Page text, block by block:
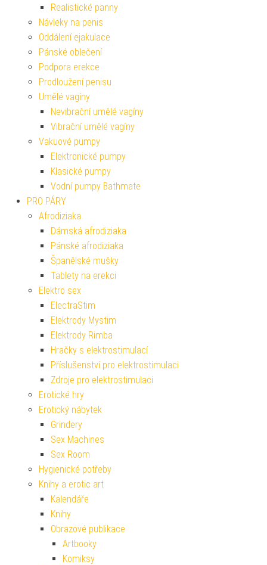
Realistické panny
Návleky na penis
Oddálení ejakulace
Pánské oblečení
Podpora erekce
Prodloužení penisu
Umělé vagíny
Nevibrační umělé vagíny
Vibrační umělé vagíny
Vakuové pumpy
Elektronické pumpy
Klasické pumpy
Vodní pumpy Bathmate
PRO PÁRY
Afrodiziaka
Dámská afrodiziaka
Pánské afrodiziaka
Španělské mušky
Tablety na erekci
Elektro sex
ElectraStim
Elektrody Mystim
Elektrody Rimba
Hračky s elektrostimulací
Příslušenství pro elektrostimulaci
Zdroje pro elektrostimulaci
Erotické hry
Erotický nábytek
Grindery
Sex Machines
Sex Room
Hygienické potřeby
Knihy a erotic art
Kalendáře
Knihy
Obrazové publikace
Artbooky
Komiksy